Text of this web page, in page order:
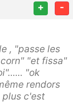
+ -
, "passe les
"et fissa"
"ok
rendors
plus c'est